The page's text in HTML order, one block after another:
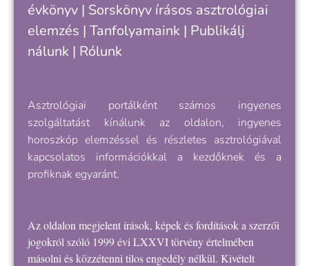
évkönyv | Sorskönyv írásos asztrológiai
elemzés | Tanfolyamaink | Publikálj
nálunk | Rólunk
Asztrológiai portálként számos ingyenes
szolgáltatást kínálunk az oldalon, ingyenes
horoszkóp elemzéssel és részletes asztrológiával
kapcsolatos információkkal a kezdőknek és a
profiknak egyaránt.
Az oldalon megjelent írások, képek és fordítások a szerzői
jogokról szóló 1999 évi LXXVI törvény értelmében
másolni és közzétenni tilos engedély nélkül. Kivételt